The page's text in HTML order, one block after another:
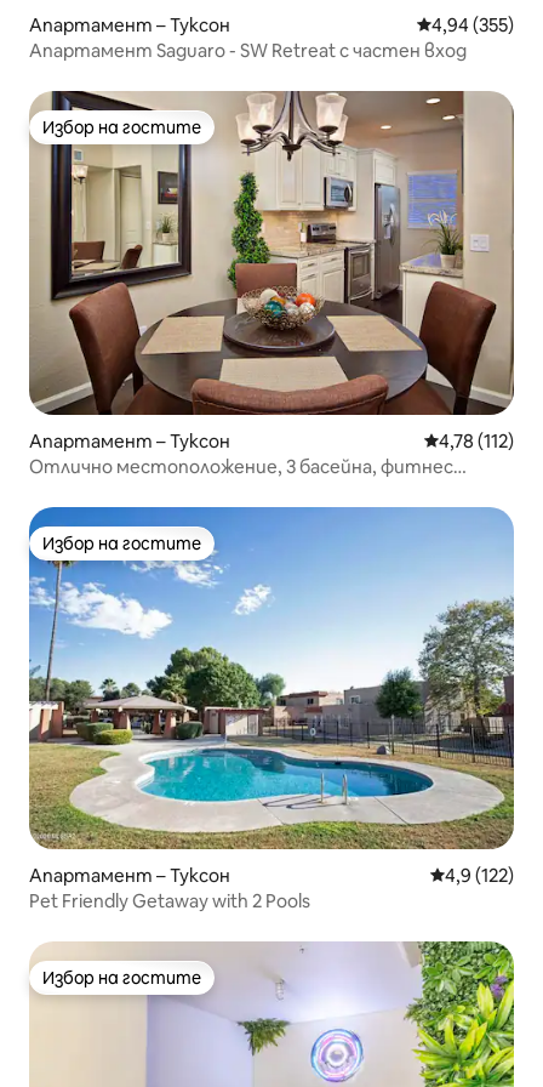
Апартамент – Туксон Средна
4,94 (355)
Апартамент Saguaro - SW Retreat с частен вход
Избор на гостите
Избор на гостите
Апартамент – Туксон Средна
4,78 (112)
Отлично местоположение, 3 басейна, фитнес
Избор на гостите
Избор на гостите
Апартамент – Туксон Средна
4,9 (122)
Pet Friendly Getaway with 2 Pools
Избор на гостите
Избор на гостите